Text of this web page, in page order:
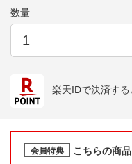
数量
楽天IDで決済する
会員特典
こちらの商